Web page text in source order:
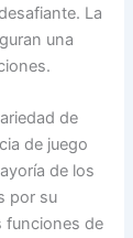
La
una
de
de juego
de los
por su
funciones de